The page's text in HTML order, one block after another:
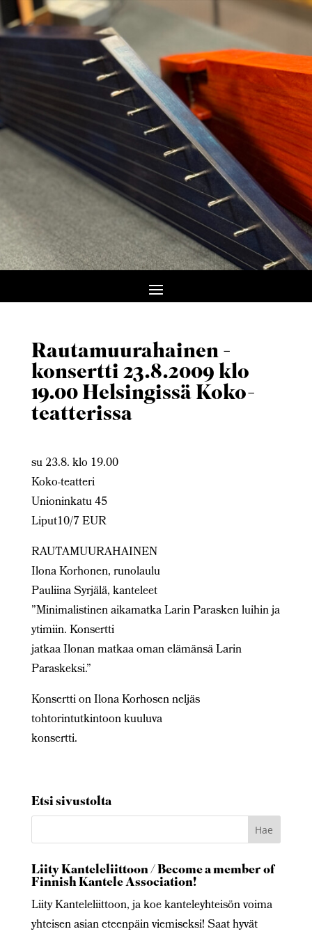
Rautamuurahainen -
konsertti 23.8.2009 klo
19.00 Helsingissä Koko-
teatterissa
su 23.8. klo 19.00
Koko-teatteri
Unioninkatu 45
Liput10/7 EUR
RAUTAMUURAHAINEN
Ilona Korhonen, runolaulu
Pauliina Syrjälä, kanteleet
”Minimalistinen aikamatka Larin Parasken luihin ja
ytimiin. Konsertti
jatkaa Ilonan matkaa oman elämänsä Larin
Paraskeksi.”
Konsertti on Ilona Korhosen neljäs
tohtorintutkintoon kuuluva
konsertti.
Etsi sivustolta
Liity Kanteleliittoon / Become a member of
Finnish Kantele Association!
Liity Kanteleliittoon, ja koe kanteleyhteisön voima
yhteisen asian eteenpäin viemiseksi! Saat hyvät